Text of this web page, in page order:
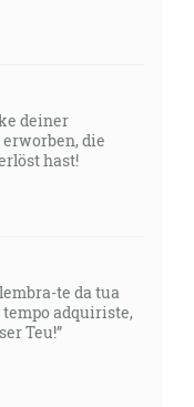
deiner
die
hast!
lembra-te da tua
adquiriste,
Teu!”